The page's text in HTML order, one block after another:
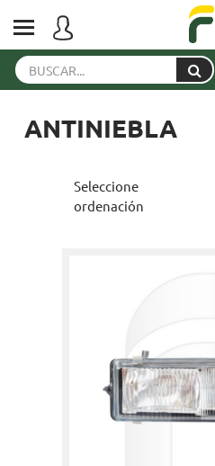
ANTINIEBLA
Seleccione
ordenación